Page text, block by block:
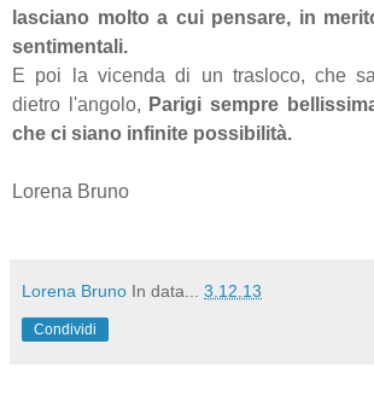
lasciano molto a cui pensare, in
sentimentali.
E poi la vicenda di un trasloco, che
dietro l'angolo, Parigi sempre
che ci siano infinite possibilità.
Lorena Bruno
Lorena Bruno In data... 3.12.13
Condividi